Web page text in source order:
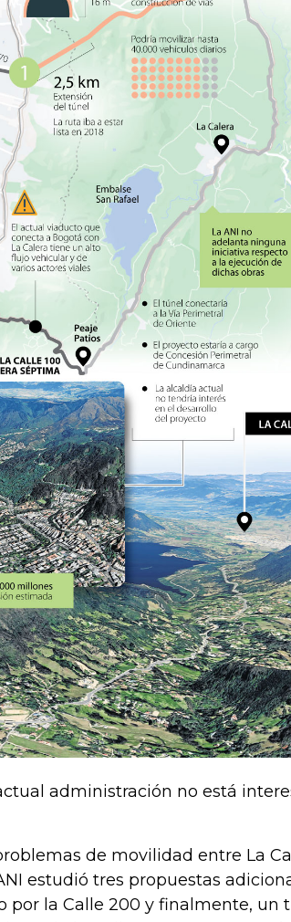
administración no está
de movilidad entre La
estudió tres propuestas
por la Calle 200 y finalmente, un